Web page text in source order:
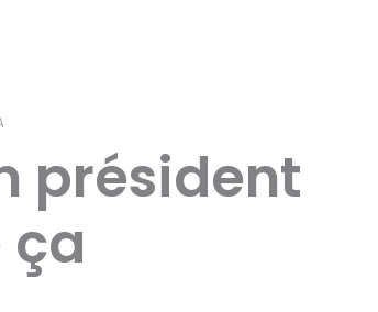
président